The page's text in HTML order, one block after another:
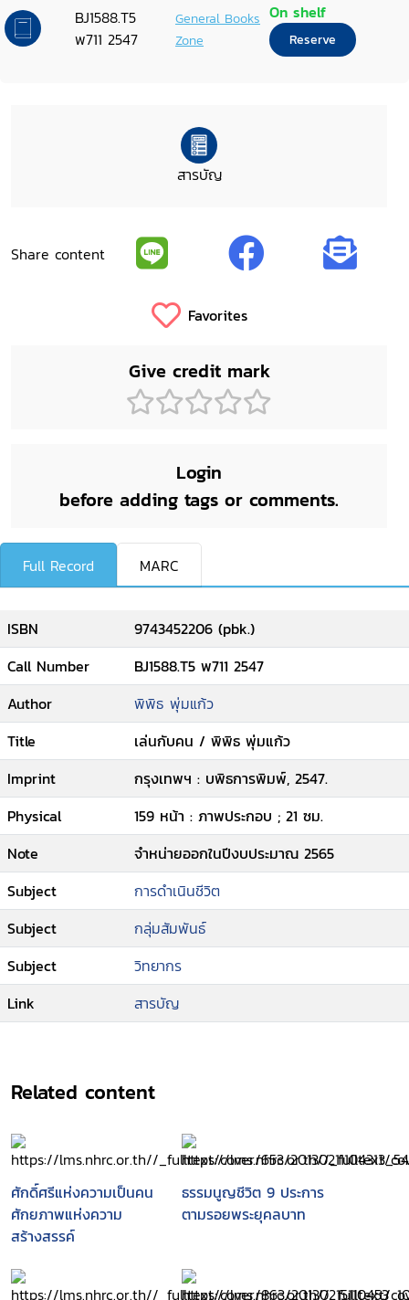
BJ1588.T5
พ711 2547
General Books
Zone
On shelf
Reserve
สารบัญ
Share content
Favorites
Give credit mark
Login
before adding tags or comments.
Full Record MARC
ISBN
9743452206 (pbk.)
Call Number
BJ1588.T5 พ711 2547
Author
พิพิธ พุ่มแก้ว
Title
เล่นกับคน / พิพิธ พุ่มแก้ว
Imprint
กรุงเทพฯ : บพิธการพิมพ์, 2547.
Physical
159 หน้า : ภาพประกอบ ; 21 ซม.
Note
จำหน่ายออกในปีงบประมาณ 2565
Subject
การดำเนินชีวิต
Subject
กลุ่มสัมพันธ์
Subject
วิทยากร
Link
สารบัญ
Related content
ศักดิ์ศรีแห่งความเป็นคน
ศักยภาพแห่งความ
สร้างสรรค์
ธรรมนูญชีวิต 9 ประการ
ตามรอยพระยุคลบาท